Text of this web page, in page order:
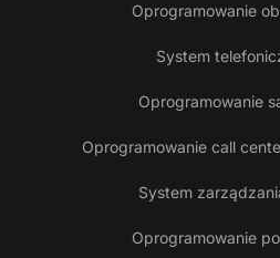
Oprogramowanie
System
Oprogramowanie
Oprogramowanie call
System
Oprogramowanie